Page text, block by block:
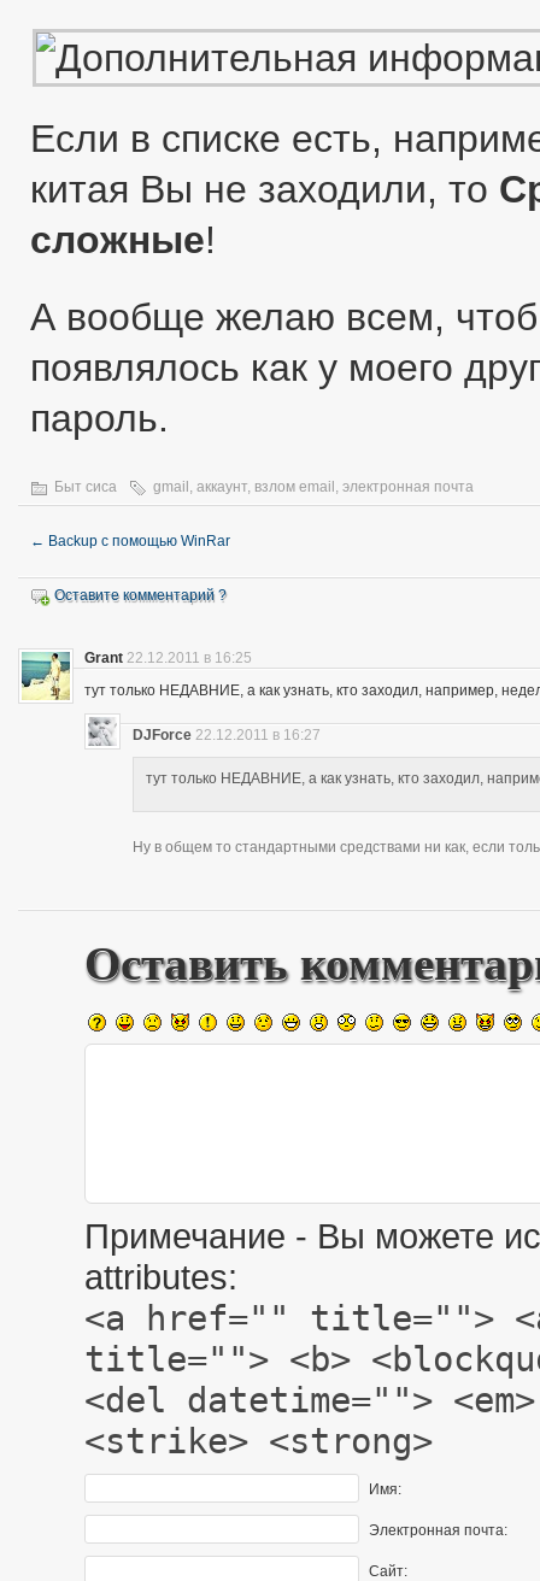
Если в списке есть,
китая Вы не заходили, то
сложные!
А вообще желаю всем,
появлялось как у моего
пароль.
Быт сиса gmail аккаунт взлом email электронная почта
← Backup с помощью WinRar
Оставите комментарий ?
Grant 22.12.2011 в 16:25
тут только НЕДАВНИЕ, а как узнать, кто заходил, например,
DJForce 22.12.2011 в 16:27
тут только НЕДАВНИЕ, а как узнать, кто заходил,
Ну в общем то стандартными средствами ни как, если
Оставить
Примечание - Вы можете
attributes:
<a href="" title="">
title=""> <b>
<del datetime="">
<strike> <strong>
Имя:
Электронная почта:
Сайт: